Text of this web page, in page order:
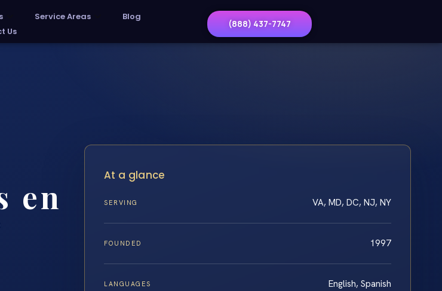
Service Areas
Blog
Us
(888) 437-7747
en
At a glance
SERVING VA, MD, DC, NJ, NY
FOUNDED 1997
LANGUAGES English, Spanish